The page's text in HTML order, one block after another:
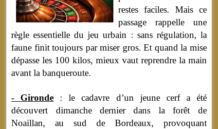
restes faciles. Mais ce
passage rappelle une
règle essentielle du jeu urbain : sans régulation, la
faune finit toujours par miser gros. Et quand la mise
dépasse les 100 kilos, mieux vaut reprendre la main
avant la banqueroute.
- Gironde : le cadavre d’un jeune cerf a été
découvert dimanche dernier dans la forêt de
Noaillan, au sud de Bordeaux, provoquant